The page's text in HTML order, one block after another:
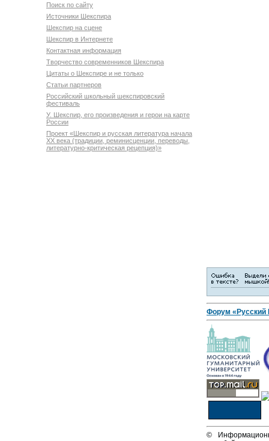
Поиск по сайту
Источники Шекспира
Шекспир на сцене
Шекспир в Интернете
Контактная информация
Творчество современников Шекспира
Цитаты о Шекспире и не только
Статьи партнеров
Российский школьный шекспировский
фестиваль
У. Шекспир, его произведения и герои на карте
России
Проект «Шекспир и русская литература начала
XX века (традиции, реминисценции, переводы,
литературно-критическая рецепция)»
Форум «Русский
©